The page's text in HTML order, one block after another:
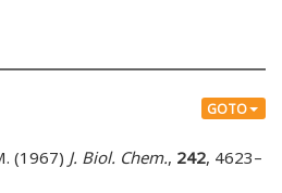
GOTO
(1967) J. Biol. Chem., 242, 4623–